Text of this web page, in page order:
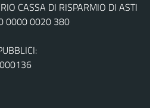
CASSA DI RISPARMIO DI ASTI
0000 0020 380